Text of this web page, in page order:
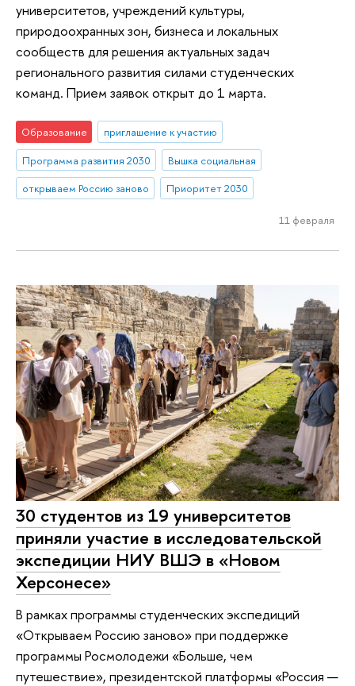
университетов, учреждений культуры,
природоохранных зон, бизнеса и локальных
сообществ для решения актуальных задач
регионального развития силами студенческих
команд. Прием заявок открыт до 1 марта.
Образование
приглашение к участию
Программа развития 2030
Вышка социальная
открываем Россию заново
Приоритет 2030
11 февраля
30 студентов из 19 университетов
приняли участие в исследовательской
экспедиции НИУ ВШЭ в «Новом
Херсонесе»
В рамках программы студенческих экспедиций
«Открываем Россию заново» при поддержке
программы Росмолодежи «Больше, чем
путешествие», президентской платформы «Россия —